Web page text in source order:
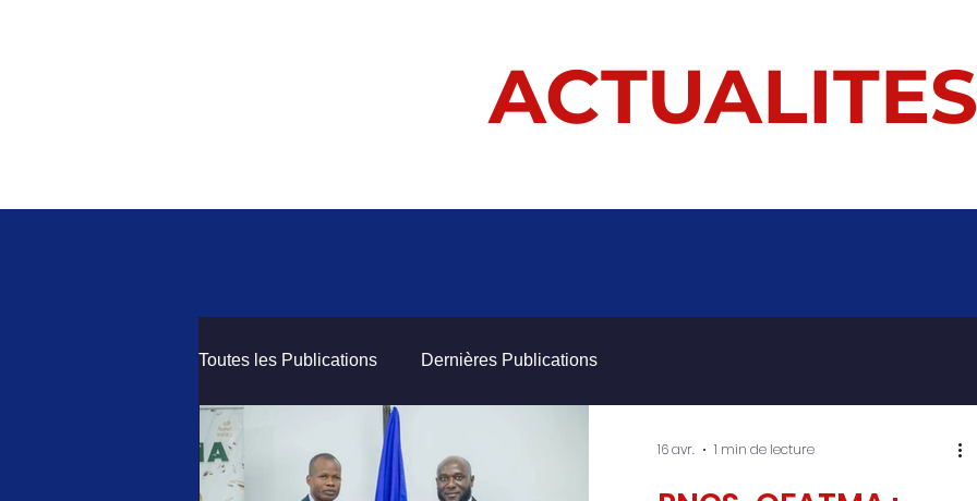
ACTUALITES
Toutes les Publications Dernières Publications
16 avr. 1 min de lecture